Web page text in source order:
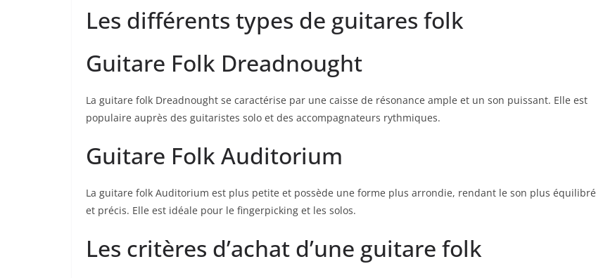
Les différents⁤ types de​ guitares folk
Guitare Folk Dreadnought
La⁢ guitare‌ folk Dreadnought se caractérise par une caisse de résonance⁢ ample et un son ‌puissant.‌ Elle est‌
populaire auprès des guitaristes solo ⁢et ⁢des ‍accompagnateurs rythmiques.
Guitare Folk Auditorium
La guitare folk Auditorium est ⁢plus petite et‌ possède une forme ⁢plus‍ arrondie, rendant le son‌ plus équilibré
et‌ précis. Elle est ⁤idéale pour le fingerpicking et les solos.
Les critères d’achat ⁣d’une guitare folk